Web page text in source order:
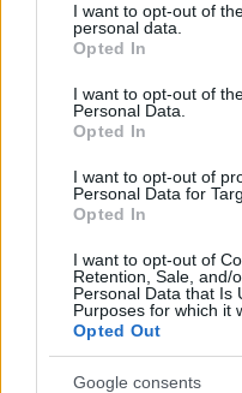
not limited to your visit or
grant or deny consent to
use your data for below
consent section.
I want to opt-out of
personal data.
Opted In
I want to opt-out of
Personal Data.
Opted In
I want to opt-out of
Personal Data for
Opted In
I want to opt-out of
Retention, Sale, and/
Personal Data that Is
Purposes for which it
Opted Out
Google consents
Meccs Center
Leeds United
United
Felkészülési szezon 5.
Croke Park, Dublin
2026-08-12 20:30